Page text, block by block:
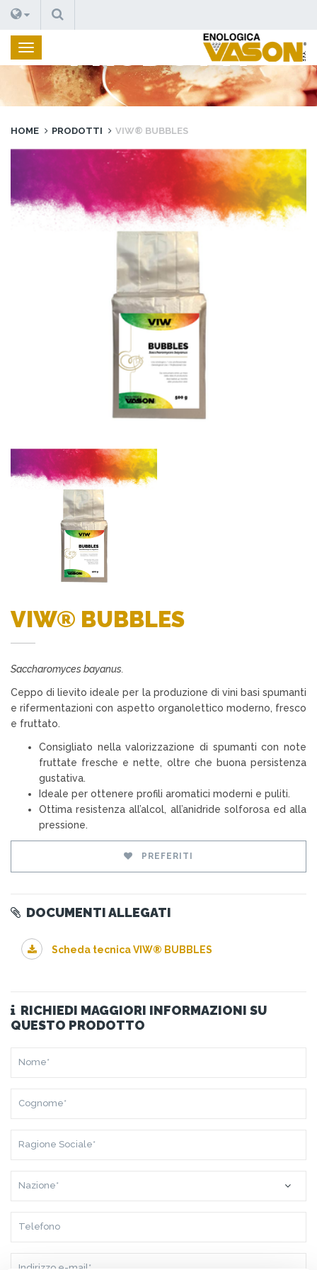
CERCA
PRODOTTI
HOME PRODOTTI VIW® BUBBLES
VIW® BUBBLES
Saccharomyces bayanus.
Ceppo di lievito ideale per la produzione di vini basi spumanti
e rifermentazioni con aspetto organolettico moderno, fresco
e fruttato.
Consigliato nella valorizzazione di spumanti con note
fruttate fresche e nette, oltre che buona persistenza
gustativa.
Ideale per ottenere profili aromatici moderni e puliti.
Ottima resistenza all’alcol, all’anidride solforosa ed alla
pressione.
PREFERITI
DOCUMENTI ALLEGATI
Scheda tecnica VIW® BUBBLES
RICHIEDI MAGGIORI INFORMAZIONI SU
QUESTO PRODOTTO
SOCIALE*